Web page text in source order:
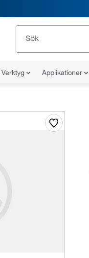
Verktyg Applikationer